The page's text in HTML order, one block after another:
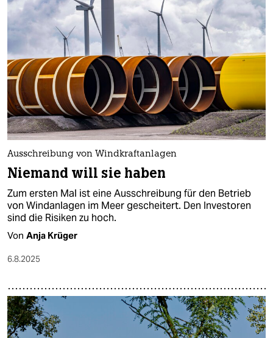
Ausschreibung von Windkraftanlagen
Niemand will sie haben
Zum ersten Mal ist eine Ausschreibung für den Betrieb
von Windanlagen im Meer gescheitert. Den Investoren
sind die Risiken zu hoch.
Von Anja Krüger
6.8.2025